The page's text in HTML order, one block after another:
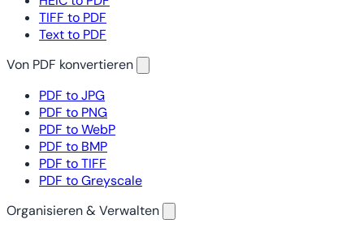
TIFF to PDF
Text to PDF
Von PDF konvertieren
PDF to JPG
PDF to PNG
PDF to WebP
PDF to BMP
PDF to TIFF
PDF to Greyscale
Organisieren & Verwalten